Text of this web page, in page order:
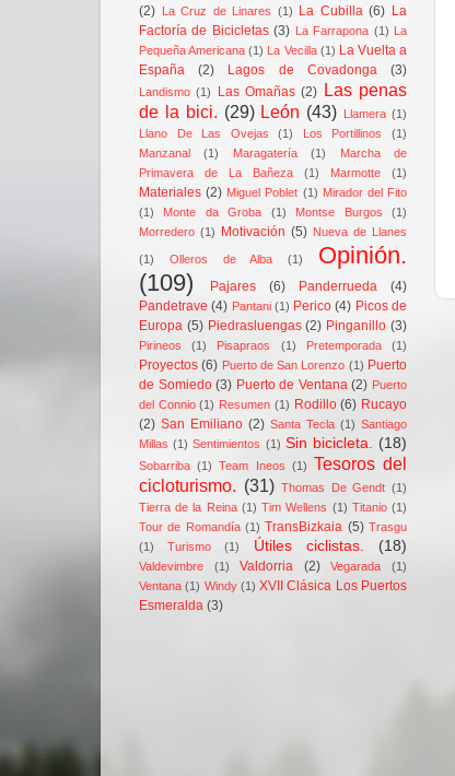
(2) La Cruz de Linares (1) La Cubilla (6) La
Factoría de Bicicletas (3) La Farrapona (1) La
Pequeña Americana (1) La Vecilla (1) La Vuelta a
España
(2) Lagos de Covadonga (3)
Landismo (1) Las Omañas (2) Las penas
de la bici. (29) León (43) Llamera (1)
Llano De Las Ovejas
(1) Los Portillinos
(1)
Manzanal
(1) Maragatería (1)
Marcha de
Primavera de La Bañeza
(1) Marmotte (1)
Materiales (2) Miguel Poblet (1) Mirador del Fito
(1)
Monte da Groba (1) Montse Burgos
(1)
Morredero (1) Motivación (5) Nueva de Llanes
(1) Olleros de Alba (1)
Opinión.
(109)
Pajares (6) Panderrueda
(4)
Pandetrave (4) Pantani (1) Perico (4) Picos de
Europa (5) Piedrasluengas (2) Pinganillo (3)
Pirineos (1) Pisapraos (1) Pretemporada (1)
Proyectos (6) Puerto de San Lorenzo (1) Puerto
de Somiedo (3) Puerto de Ventana (2) Puerto
del Connio (1) Resumen (1) Rodillo (6) Rucayo
(2) San Emiliano (2) Santa Tecla (1) Santiago
Millas (1) Sentimientos (1) Sin bicicleta. (18)
Sobarriba (1) Team Ineos (1) Tesoros del
cicloturismo. (31) Thomas De Gendt (1)
Tierra de la Reina (1) Tim Wellens (1) Titanio (1)
Tour de Romandía (1) TransBizkaia (5) Trasgu
(1)
Turismo (1) Útiles ciclistas. (18)
Valdevimbre (1) Valdorria (2) Vegarada
(1)
Ventana (1) Windy (1) XVII Clásica Los Puertos
Esmeralda (3)